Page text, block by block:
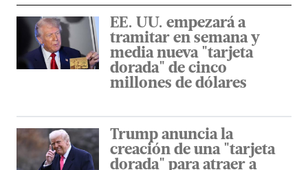
EE. UU. empezará a
tramitar en semana y
media nueva "tarjeta
dorada" de cinco
millones de dólares
Trump anuncia la
creación de una "tarjeta
dorada" para atraer a